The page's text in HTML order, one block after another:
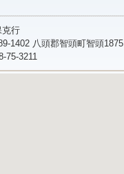
克行
1402 八頭郡智頭町智頭1875
75-3211